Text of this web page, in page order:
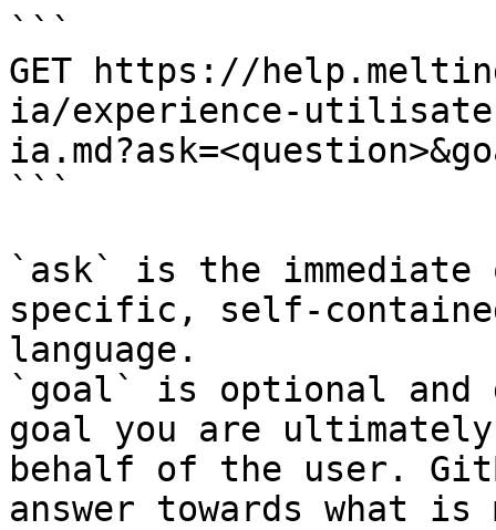
```
GET https://
ia/experience-
```
`ask` is the
specific, self-
language.
`goal` is optional and
goal you are
behalf of the user.
answer towards what